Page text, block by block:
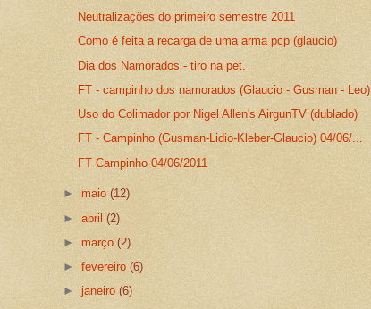
Neutralizações do primeiro semestre 2011
Como é feita a recarga de uma arma pcp (glaucio)
Dia dos Namorados - tiro na pet.
FT - campinho dos namorados (Glaucio - Gusman - Leo)
Uso do Colimador por Nigel Allen's AirgunTV (dublado)
FT - Campinho (Gusman-Lidio-Kleber-Glaucio) 04/06/...
FT Campinho 04/06/2011
►maio(12)
►abril(2)
►março(2)
►fevereiro(6)
►janeiro(6)